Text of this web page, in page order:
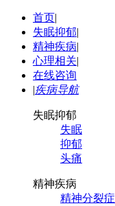
首页|
失眠抑郁|
精神疾病|
心理相关|
在线咨询
|疾病导航
失眠抑郁
失眠
抑郁
头痛
精神疾病
精神分裂症